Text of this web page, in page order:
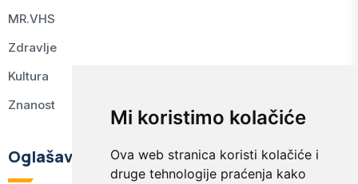
Mi koristimo kolačiće
Ova web stranica koristi kolačiće i
druge tehnologije praćenja kako
MR.VHS
Zdravlje
Kultura
Znanost
Oglašavanje